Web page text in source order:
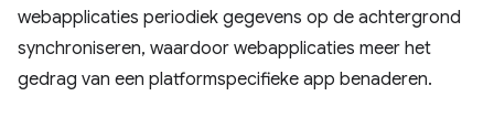
webapplicaties periodiek gegevens op de achtergrond
synchroniseren, waardoor webapplicaties meer het
gedrag van een platformspecifieke app benaderen.